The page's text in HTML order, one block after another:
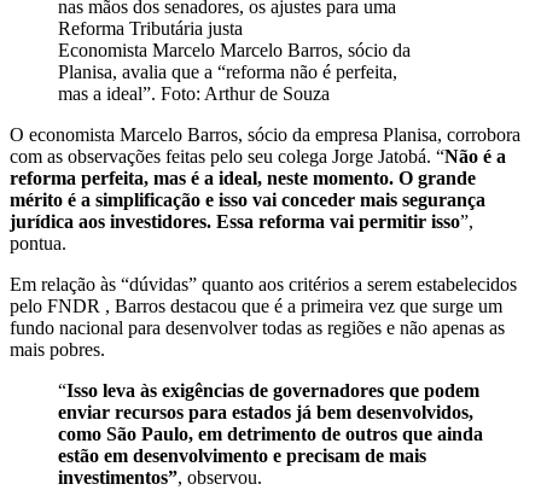
Economista Marcelo Marcelo Barros, sócio da
Planisa, avalia que a “reforma não é perfeita,
mas a ideal”. Foto: Arthur de Souza
O economista Marcelo Barros, sócio da empresa Planisa, corrobora
com as observações feitas pelo seu colega Jorge Jatobá. “Não é a
reforma perfeita, mas é a ideal, neste momento. O grande
mérito é a simplificação e isso vai conceder mais segurança
jurídica aos investidores. Essa reforma vai permitir isso”,
pontua.
Em relação às “dúvidas” quanto aos critérios a serem estabelecidos
pelo FNDR , Barros destacou que é a primeira vez que surge um
fundo nacional para desenvolver todas as regiões e não apenas as
mais pobres.
“Isso leva às exigências de governadores que podem
enviar recursos para estados já bem desenvolvidos,
como São Paulo, em detrimento de outros que ainda
estão em desenvolvimento e precisam de mais
investimentos”, observou.